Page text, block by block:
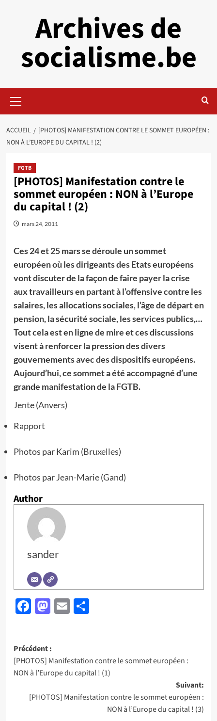
Archives de
socialisme.be
principal
ACCUEIL
[PHOTOS] MANIFESTATION CONTRE LE SOMMET EUROPÉEN :
NON À L’EUROPE DU CAPITAL ! (2)
FGTB
[PHOTOS] Manifestation contre le
sommet européen : NON à l’Europe
du capital ! (2)
mars 24, 2011
Ces 24 et 25 mars se déroule un sommet
européen où les dirigeants des Etats européens
vont discuter de la façon de faire payer la crise
aux travailleurs en partant à l’offensive contre les
salaires, les allocations sociales, l’âge de départ en
pension, la sécurité sociale, les services publics,…
Tout cela est en ligne de mire et ces discussions
visent à renforcer la pression des divers
gouvernements avec des dispositifs européens.
Aujourd’hui, ce sommet a été accompagné d’une
grande manifestation de la FGTB.
Jente (Anvers)
Rapport
Photos par Karim (Bruxelles)
Photos par Jean-Marie (Gand)
Author
sander
Facebook
Mastodon
EmailPartager
Navigation
d’article
Précédent :
[PHOTOS] Manifestation contre le sommet européen :
NON à l’Europe du capital ! (1)
Suivant:
[PHOTOS] Manifestation contre le sommet européen :
NON à l’Europe du capital ! (3)